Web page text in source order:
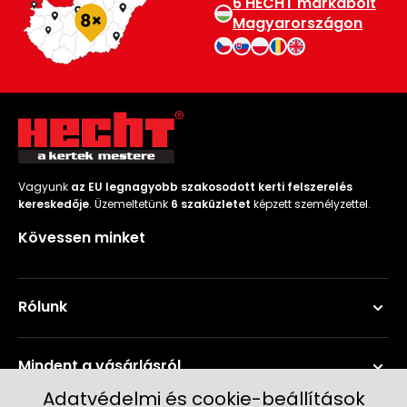
Magyarországon
Vagyunk az EU legnagyobb szakosodott kerti felszerelés
kereskedője. Üzemeltetünk 6 szaküzletet képzett személyzettel.
Kövessen minket
Rólunk
Mindent a vásárlásról
Adatvédelmi és cookie-beállítások